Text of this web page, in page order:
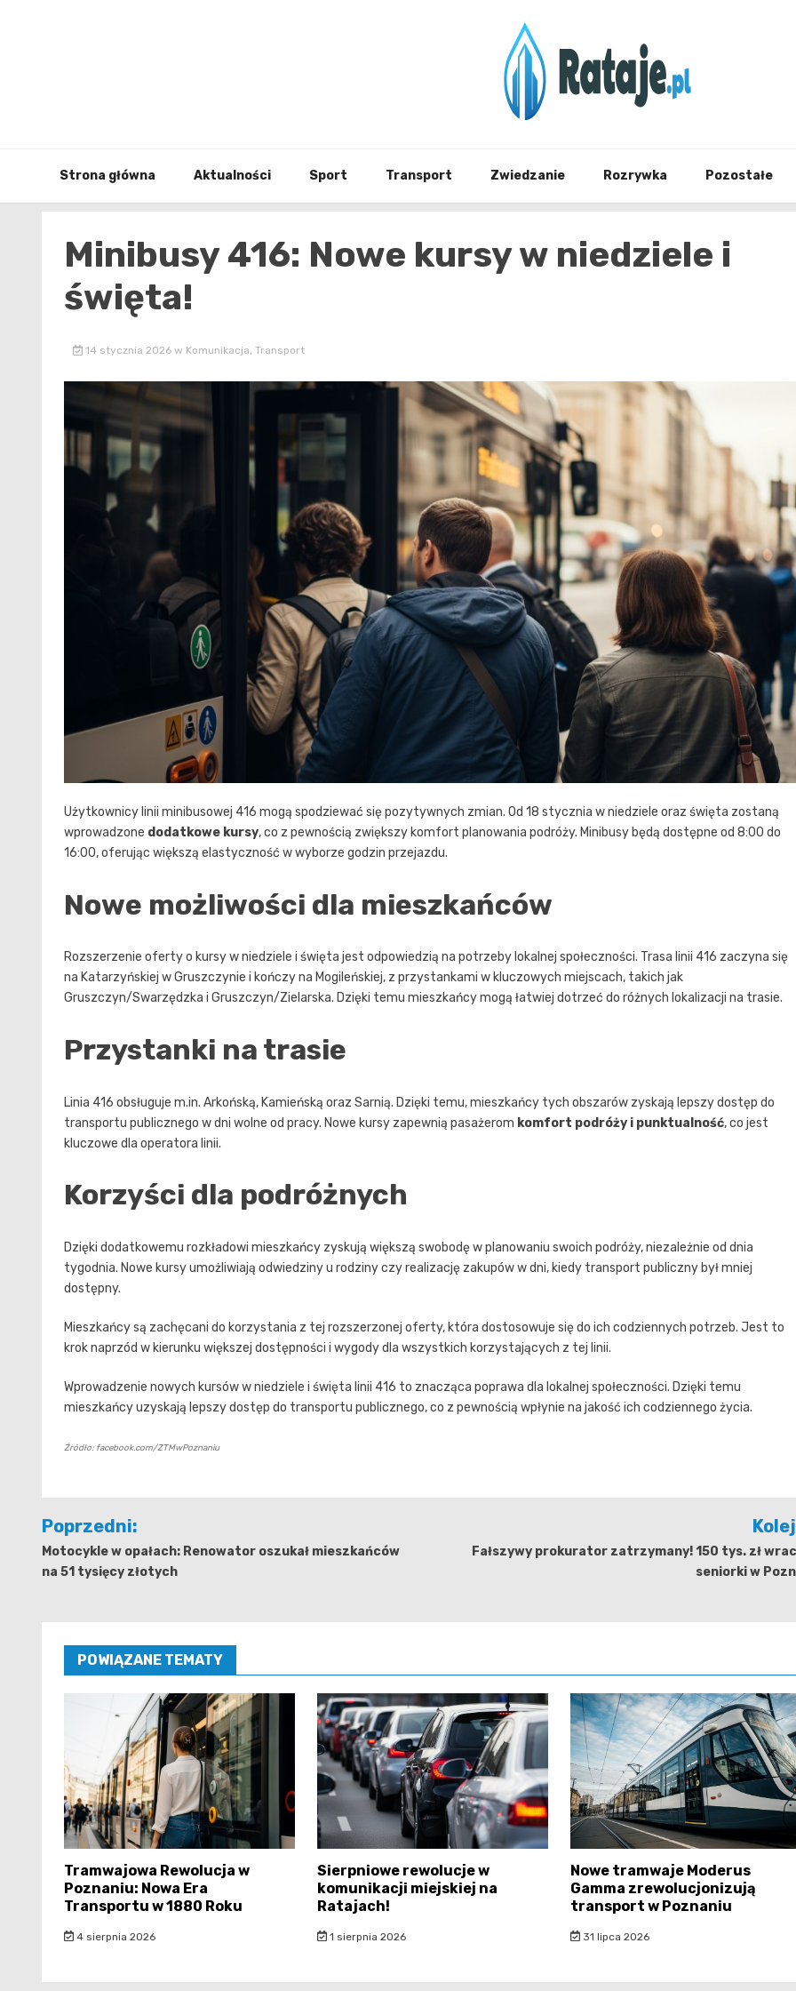
Strona główna Aktualności Sport Transport Zwiedzanie Rozrywka Pozostałe
Minibusy 416: Nowe kursy w niedziele i
święta!
14 stycznia 2026 w Komunikacja, Transport
Użytkownicy linii minibusowej 416 mogą spodziewać się pozytywnych zmian. Od 18 stycznia w niedziele oraz święta zostaną
wprowadzone dodatkowe kursy, co z pewnością zwiększy komfort planowania podróży. Minibusy będą dostępne od 8:00 do
16:00, oferując większą elastyczność w wyborze godzin przejazdu.
Nowe możliwości dla mieszkańców
Rozszerzenie oferty o kursy w niedziele i święta jest odpowiedzią na potrzeby lokalnej społeczności. Trasa linii 416 zaczyna się
na Katarzyńskiej w Gruszczynie i kończy na Mogileńskiej, z przystankami w kluczowych miejscach, takich jak
Gruszczyn/Swarzędzka i Gruszczyn/Zielarska. Dzięki temu mieszkańcy mogą łatwiej dotrzeć do różnych lokalizacji na trasie.
Przystanki na trasie
Linia 416 obsługuje m.in. Arkońską, Kamieńską oraz Sarnią. Dzięki temu, mieszkańcy tych obszarów zyskają lepszy dostęp do
transportu publicznego w dni wolne od pracy. Nowe kursy zapewnią pasażerom komfort podróży i punktualność, co jest
kluczowe dla operatora linii.
Korzyści dla podróżnych
Dzięki dodatkowemu rozkładowi mieszkańcy zyskują większą swobodę w planowaniu swoich podróży, niezależnie od dnia
tygodnia. Nowe kursy umożliwiają odwiedziny u rodziny czy realizację zakupów w dni, kiedy transport publiczny był mniej
dostępny.
Mieszkańcy są zachęcani do korzystania z tej rozszerzonej oferty, która dostosowuje się do ich codziennych potrzeb. Jest to
krok naprzód w kierunku większej dostępności i wygody dla wszystkich korzystających z tej linii.
Wprowadzenie nowych kursów w niedziele i święta linii 416 to znacząca poprawa dla lokalnej społeczności. Dzięki temu
mieszkańcy uzyskają lepszy dostęp do transportu publicznego, co z pewnością wpłynie na jakość ich codziennego życia.
Źródło: facebook.com/ZTMwPoznaniu
Nawigacja
wpisu
Poprzedni:
Motocykle w opałach: Renowator oszukał mieszkańców
na 51 tysięcy złotych
Fałszywy prokurator zatrzymany! 150 tys. zł
seniorki w
POWIĄZANE TEMATY
Tramwajowa Rewolucja w
Poznaniu: Nowa Era
Transportu w 1880 Roku
4 sierpnia 2026
Sierpniowe rewolucje w
komunikacji miejskiej na
Ratajach!
1 sierpnia 2026
Nowe tramwaje Moderus
Gamma zrewolucjonizują
transport w Poznaniu
31 lipca 2026